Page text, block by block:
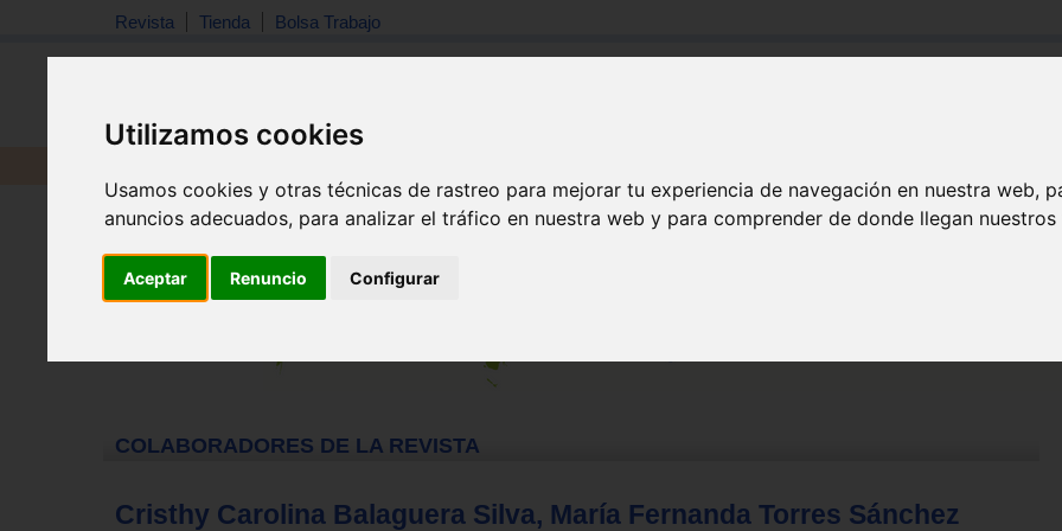
Utilizamos cookies
Usamos cookies y otras técnicas de rastreo para mejorar tu experiencia de navegación en nuestra web,
anuncios adecuados, para analizar el tráfico en nuestra web y para comprender de donde llegan nuestros
Aceptar Renuncio Configurar
Revista Tienda Bolsa Trabajo
Inicio>Colaboradores
COLABORADORES DE LA REVISTA
Cristhy Carolina Balaguera Silva, María Fernanda Torres Sánchez